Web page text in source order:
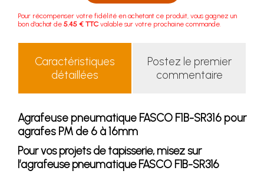
Pour récompenser votre fidélité en achetant ce produit, vous gagnez un
bon d'achat de 5.45 € TTC valable sur votre prochaine commande.
Caractéristiques
détaillées
Postez le premier
commentaire
Agrafeuse pneumatique FASCO F1B-SR316 pour
agrafes PM de 6 à 16mm
Pour vos projets de tapisserie, misez sur
l’agrafeuse pneumatique FASCO F1B-SR316